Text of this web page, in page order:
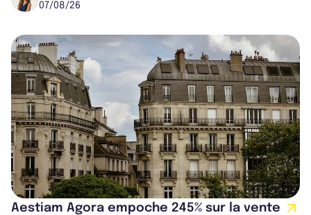
07/08/26
Aestiam Agora empoche 245% sur la vente